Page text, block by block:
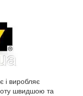
і виробляє
швидшою та